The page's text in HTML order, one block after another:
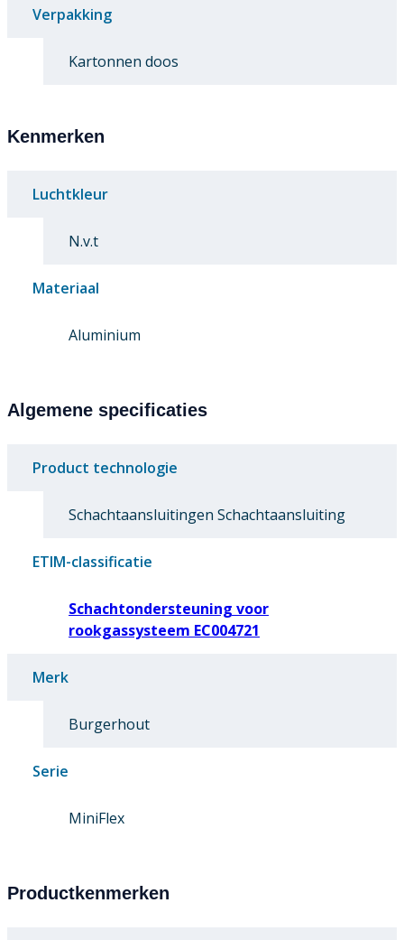
Verpakking
Kartonnen doos
Kenmerken
Luchtkleur
N.v.t
Materiaal
Aluminium
Algemene specificaties
Product technologie
Schachtaansluitingen Schachtaansluiting
ETIM-classificatie
Schachtondersteuning voor
rookgassysteem EC004721
Merk
Burgerhout
Serie
MiniFlex
Productkenmerken